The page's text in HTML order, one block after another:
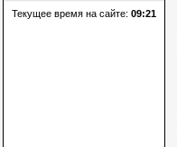
Текущее время на сайте: 09:21